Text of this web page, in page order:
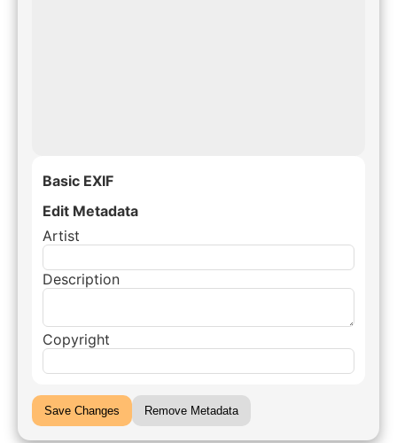
Basic EXIF
Edit Metadata
Artist
Description
Copyright
Save Changes Remove Metadata